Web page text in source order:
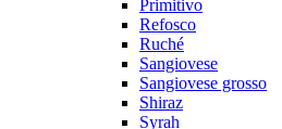
Primitivo
Refosco
Ruché
Sangiovese
Sangiovese grosso
Shiraz
Syrah